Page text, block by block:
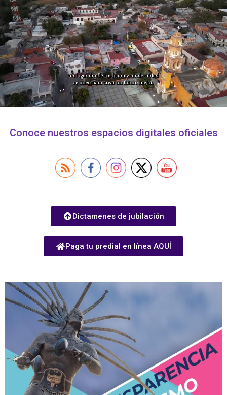
Conoce nuestros espacios digitales oficiales
Dictamenes de jubilación
Paga tu predial en línea AQUÍ